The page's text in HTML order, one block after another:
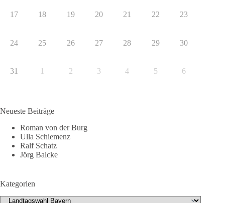
17 18 19 20 21 22 23
24 25 26 27 28 29 30
31 1 2 3 4 5 6
Neueste Beiträge
Roman von der Burg
Ulla Schiemenz
Ralf Schatz
Jörg Balcke
Kategorien
Kategorien